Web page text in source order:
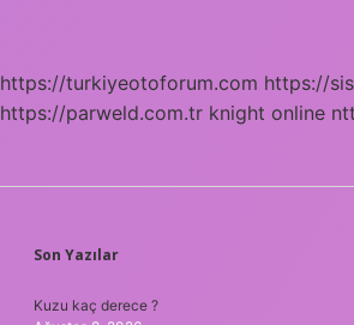
https://turkiyeotoforum.com https://
https://parweld.com.tr knight online
SIDEBAR
Son Yazılar
Kuzu kaç derece ?